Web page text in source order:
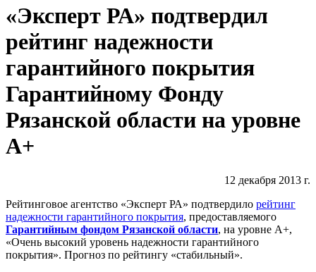
«Эксперт РА» подтвердил
рейтинг надежности
гарантийного покрытия
Гарантийному Фонду
Рязанской области на уровне
А+
12 декабря 2013 г.
Рейтинговое агентство «Эксперт РА» подтвердило рейтинг
надежности гарантийного покрытия, предоставляемого
Гарантийным фондом Рязанской области, на уровне А+,
«Очень высокий уровень надежности гарантийного
покрытия». Прогноз по рейтингу «стабильный».